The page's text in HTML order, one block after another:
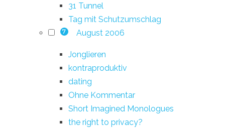
31 Tunnel
Tag mit Schutzumschlag
7 August 2006
Jonglieren
kontraproduktiv
dating
Ohne Kommentar
Short Imagined Monologues
the right to privacy?